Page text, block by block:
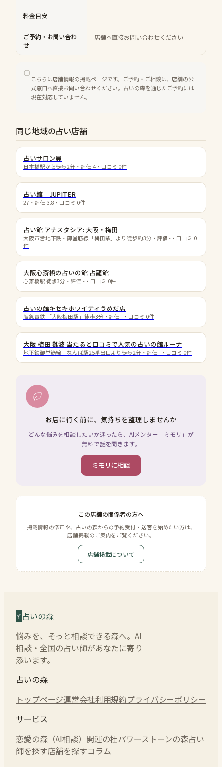
料金目安
ご予約・お問い合わ
せ
店舗へ直接お問い合わせください
こちらは店舗情報の掲載ページです。ご予約・ご相談は、店舗の公
式窓口へ直接お問い合わせください。占いの森を通じたご予約には
現在対応していません。
同じ地域の占い店舗
占いサロン昊
日本橋駅から徒歩2分 ・評価 4 ・口コミ 0件
占い館 JUPITER
27 ・評価 3.8 ・口コミ 0件
占い館 アナスタシア: 大阪・梅田
大阪市営地下鉄・御堂筋線「梅田駅」より徒歩約3分 ・評価 - ・口コミ 0
件
大阪心斎橋の占いの館 占龍館
心斎橋駅 徒歩3分 ・評価 - ・口コミ 0件
占いの館キセキホワイティうめだ店
阪急電鉄 「大阪梅田駅」徒歩3分 ・評価 - ・口コミ 0件
大阪 梅田 難波 当たると口コミで人気の占いの館ルーナ
地下鉄御堂筋線 なんば駅25番出口より徒歩2分 ・評価 - ・口コミ 0件
お店に行く前に、気持ちを整理しませんか
どんな悩みを相談したいか迷ったら、AIメンター「ミモリ」が
無料で話を聞きます。
ミモリに相談
この店舗の関係者の方へ
掲載情報の修正や、占いの森からの予約受付・送客を始めたい方は、
店舗掲載のご案内をご覧ください。
店舗掲載について
占いの森
悩みを、そっと相談できる森へ。AI
相談・全国の占い師があなたに寄り
添います。
占いの森
トップページ運営会社利用規約プライバシーポリシー
サービス
恋愛の森（AI相談） 開運の杜パワーストーンの森占い
師を探す店舗を探すコラム